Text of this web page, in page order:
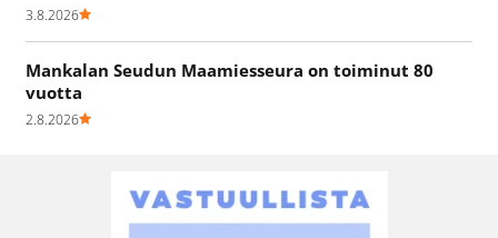
3.8.2026
Mankalan Seudun Maamiesseura on toiminut 80
vuotta
2.8.2026